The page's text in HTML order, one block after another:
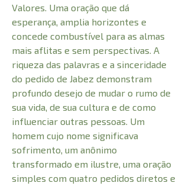
Valores. Uma oração que dá
esperança, amplia horizontes e
concede combustível para as almas
mais aflitas e sem perspectivas. A
riqueza das palavras e a sinceridade
do pedido de Jabez demonstram
profundo desejo de mudar o rumo de
sua vida, de sua cultura e de como
influenciar outras pessoas. Um
homem cujo nome significava
sofrimento, um anônimo
transformado em ilustre, uma oração
simples com quatro pedidos diretos e